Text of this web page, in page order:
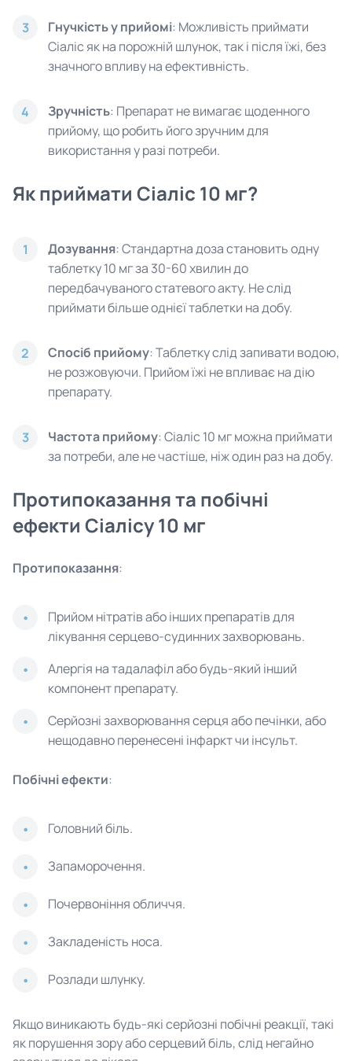
3 Гнучкість у прийомі: Можливість приймати
Сіаліс як на порожній шлунок, так і після їжі, без
значного впливу на ефективність.
4 Зручність: Препарат не вимагає щоденного
прийому, що робить його зручним для
використання у разі потреби.
Як приймати Сіаліс 10 мг?
1 Дозування: Стандартна доза становить одну
таблетку 10 мг за 30-60 хвилин до
передбачуваного статевого акту. Не слід
приймати більше однієї таблетки на добу.
2 Спосіб прийому: Таблетку слід запивати водою,
не розжовуючи. Прийом їжі не впливає на дію
препарату.
3 Частота прийому: Сіаліс 10 мг можна приймати
за потреби, але не частіше, ніж один раз на добу.
Протипоказання та побічні
ефекти Сіалісу 10 мг
Протипоказання:
Прийом нітратів або інших препаратів для
лікування серцево-судинних захворювань.
Алергія на тадалафіл або будь-який інший
компонент препарату.
Серйозні захворювання серця або печінки, або
нещодавно перенесені інфаркт чи інсульт.
Побічні ефекти:
Головний біль.
Запаморочення.
Почервоніння обличчя.
Закладеність носа.
Розлади шлунку.
Якщо виникають будь-які серйозні побічні реакції, такі
як порушення зору або серцевий біль, слід негайно